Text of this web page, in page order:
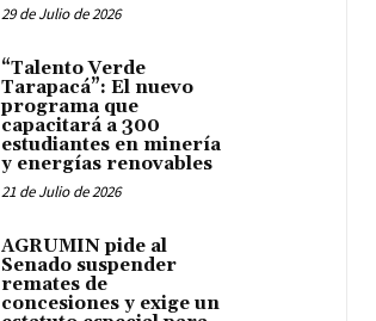
29 de Julio de 2026
“Talento Verde
Tarapacá”: El nuevo
programa que
capacitará a 300
estudiantes en minería
y energías renovables
21 de Julio de 2026
AGRUMIN pide al
Senado suspender
remates de
concesiones y exige un